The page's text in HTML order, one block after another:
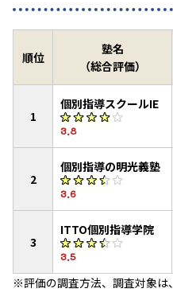
順位
塾名
（総合評価）
1
個別指導スクールIE
3.8
2
個別指導の明光義塾
3.6
3
ITTO個別指導学院
3.5
※評価の調査方法、調査対象は、